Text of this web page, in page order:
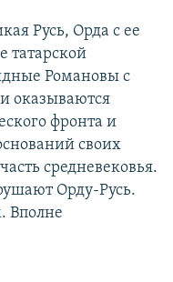
Русь, Орда с ее
татарской
Романовы с
оказываются
фронта и
своих
средневековья.
Орду-Русь.
Вполне